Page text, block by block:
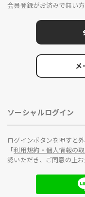
会員登録がお済みで無い
メ
ソーシャルログイン
ログインボタンを押すと
「利用規約・個人情報の
認いただき、ご同意の上お